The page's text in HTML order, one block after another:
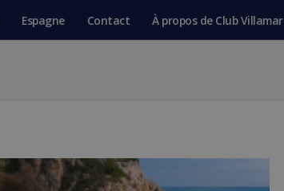
Espagne Contact À propos de Club Villamar